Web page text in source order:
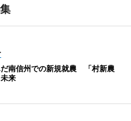
南信州での新規就農 「村新農
来